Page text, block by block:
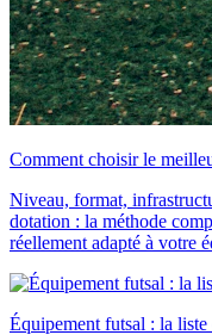
Comment choisir le
Niveau, format,
dotation : la méthode
réellement adapté à votre
Équipement futsal : la